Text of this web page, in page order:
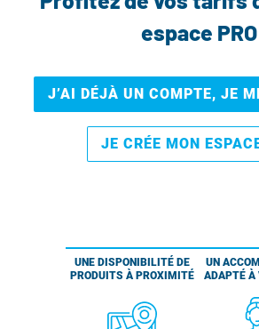
espace PRO
J’AI DÉJÀ UN COMPTE, JE
JE CRÉE MON
UNE DISPONIBILITÉ DE
PRODUITS À PROXIMITÉ
UN
ADAPTÉ À